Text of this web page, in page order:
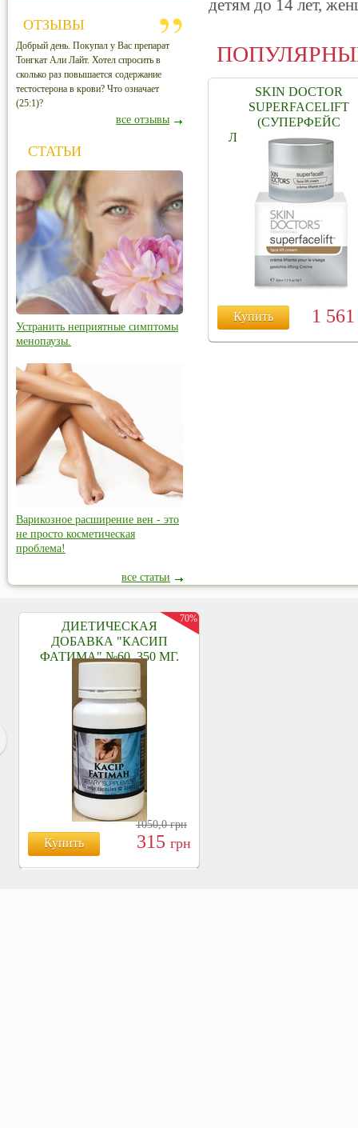
детям до 14 лет,
SKIN DOCTOR
SUPERFACELIFT
(СУПЕРФЕЙС
ЛИФТ,КРЕМ-
ДЛЯ ЛИЦА) 50 ML
Купить 1
ОТЗЫВЫ
Добрый день. Покупал у Вас препарат
Тонгкат Али Лайт. Хотел спросить в
сколько раз повышается содержание
тестостерона в крови? Что означает
(25:1)?
все отзывы
СТАТЬИ
Устранить неприятные симптомы
менопаузы.
Варикозное расширение вен - это
не просто косметическая
проблема!
все статьи
ДИЕТИЧЕСКАЯ
ДОБАВКА "КАСИП
ФАТИМА" №60, 350 МГ.
Купить
1050,0грн
315 грн
70%